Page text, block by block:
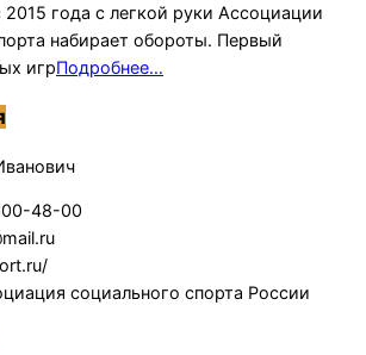
года с легкой руки Ассоциации
набирает обороты. Первый
игрПодробнее…
48-00
социального спорта России